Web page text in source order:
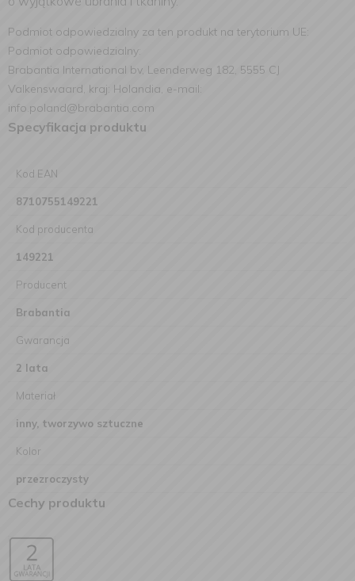
Podmiot odpowiedzialny za ten produkt na terytorium UE:
Podmiot odpowiedzialny:
Brabantia International bv, Leenderweg 182, 5555 CJ
Valkenswaard, kraj: Holandia, e-mail:
info.poland@brabantia.com
Specyfikacja produktu
Kod EAN
8710755149221
Kod producenta
149221
Producent
Brabantia
Gwarancja
2 lata
Materiał
inny, tworzywo sztuczne
Kolor
przezroczysty
Cechy produktu